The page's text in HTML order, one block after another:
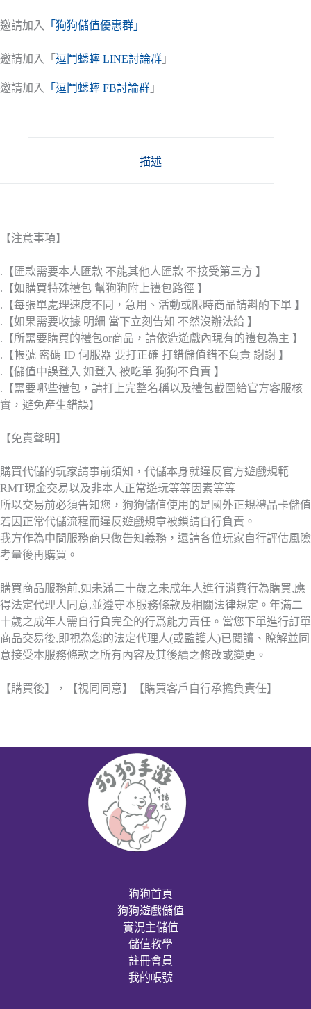
NT$30
到
邀請加入 「狗狗儲值優惠群」
邀請加入「 逗鬥蟋蟀 LINE討論群 」
邀請加入 「逗鬥蟋蟀 FB討論群 」
描述
【注意事項】
.【匯款需要本人匯款 不能其他人匯款 不接受第三方 】
.【如購買特殊禮包 幫狗狗附上禮包路徑 】
.【每張單處理速度不同，急用、活動或限時商品請斟酌下單 】
.【如果需要收據 明細 當下立刻告知 不然沒辦法給 】
.【所需要購買的禮包or商品，請依造遊戲內現有的禮包為主 】
.【帳號 密碼 ID 伺服器 要打正確 打錯儲值錯不負責 謝謝 】
.【儲值中誤登入 如登入 被吃單 狗狗不負責 】
.【需要哪些禮包，請打上完整名稱以及禮包截圖給官方客服核
實，避免產生錯誤】
【免責聲明】
購買代儲的玩家請事前須知，代儲本身就違反官方遊戲規範
RMT現金交易以及非本人正常遊玩等等因素等等
所以交易前必須告知您，狗狗儲值使用的是國外正規禮品卡儲值
若因正常代儲流程而違反遊戲規章被鎖請自行負責。
我方作為中間服務商只做告知義務，還請各位玩家自行評估風險
考量後再購買。
購買商品服務前,如未滿二十歲之未成年人進行消費行為購買,應
得法定代理人同意,並遵守本服務條款及相關法律規定。年滿二
十歲之成年人需自行負完全的行爲能力責任。當您下單進行訂單
商品交易後,即視為您的法定代理人(或監護人)已閱讀、瞭解並同
意接受本服務條款之所有內容及其後續之修改或變更。
【購買後】，【視同同意】【購買客戶自行承擔負責任】
狗狗首頁
狗狗遊戲儲值
實況主儲值
儲值教學
註冊會員
我的帳號